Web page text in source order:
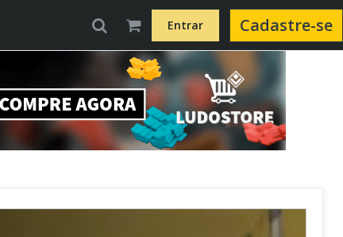
Entrar Cadastre-se